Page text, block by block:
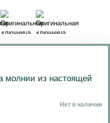
молнии из настоящей
Нет в наличии